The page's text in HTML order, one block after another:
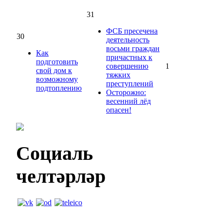
30
Как
подготовить
свой дом к
возможному
подтоплению
31
ФСБ пресечена
деятельность
восьми граждан
причастных к
совершению
тяжких
преступлений
Осторожно:
весенний лёд
опасен!
1
Социаль
челтәрләр